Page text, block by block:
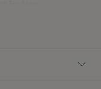
rikt på naturliga